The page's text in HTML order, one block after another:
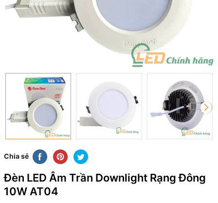
Chia sẻ
Đèn LED Âm Trần Downlight Rạng Đông
10W AT04